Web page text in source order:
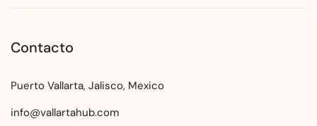
Contacto
Puerto Vallarta, Jalisco, Mexico
info@vallartahub.com